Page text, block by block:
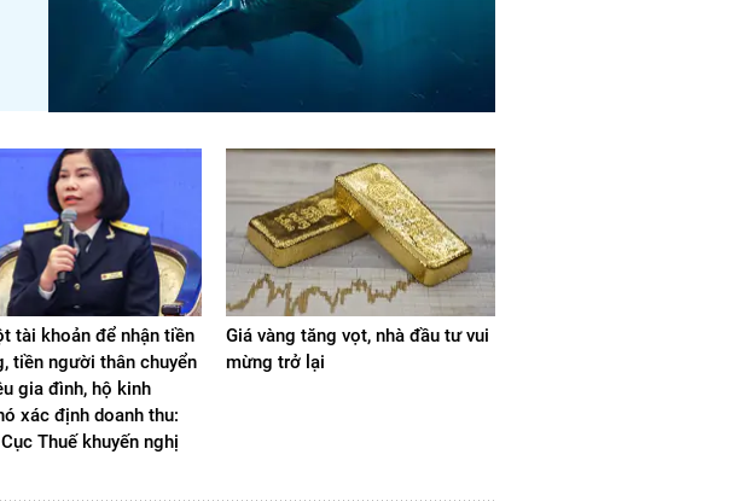
tài khoản để nhận tiền
tiền người thân chuyển
gia đình, hộ kinh
xác định doanh thu:
Thuế khuyến nghị
Giá vàng tăng vọt, nhà đầu tư vui
mừng trở lại